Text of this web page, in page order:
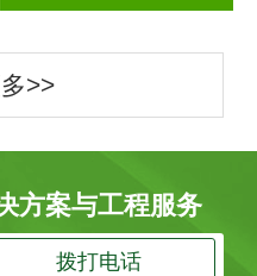
>>
方案与工程服务
拨打电话